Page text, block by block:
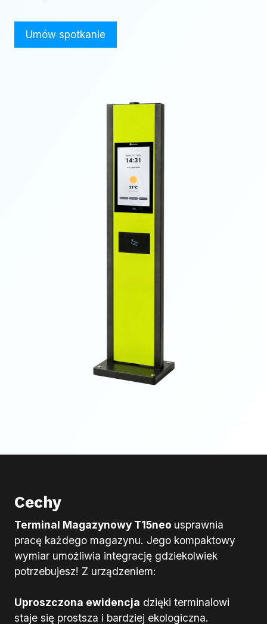
Umów spotkanie
Cechy
Terminal Magazynowy T15neo usprawnia
pracę każdego magazynu. Jego kompaktowy
wymiar umożliwia integrację gdziekolwiek
potrzebujesz! Z urządzeniem:
Uproszczona ewidencja dzięki terminalowi
staje się prostsza i bardziej ekologiczna.